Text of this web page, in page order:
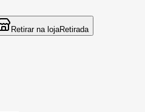
Retirar na lojaRetirada